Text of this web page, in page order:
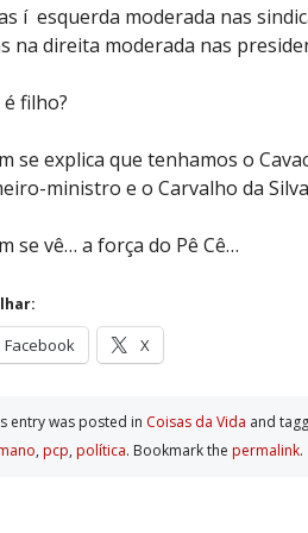
í esquerda moderada nas
na direita moderada nas
filho?
se explica que tenhamos o
ministro e o Carvalho da
se vê… a força do Pê Cê…
Facebook X
entry was posted in Coisas da Vida and
, pcp, polí­tica. Bookmark the permalink.